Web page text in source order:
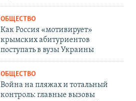
ОБЩЕСТВО
Как Россия «мотивирует»
крымских абитуриентов
поступать в вузы Украины
ОБЩЕСТВО
Война на пляжах и тотальный
контроль: главные вызовы